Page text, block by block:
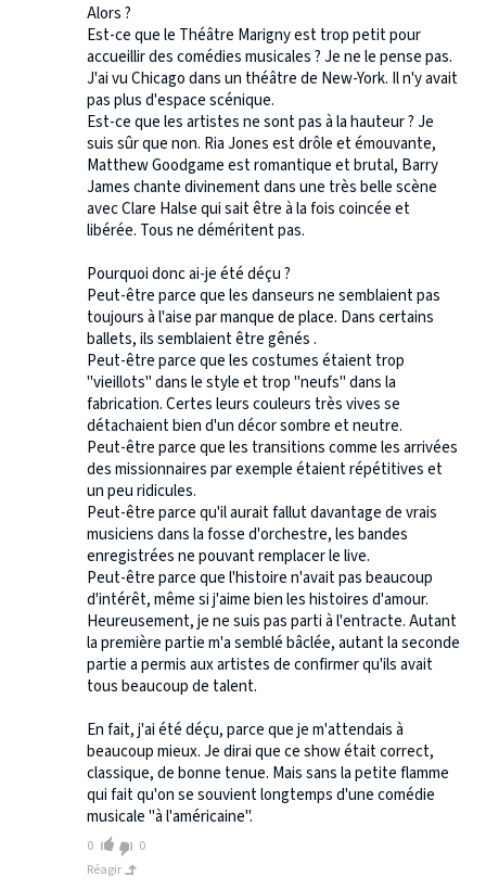
Alors ?
Est-ce que le Théâtre Marigny est trop petit pour
accueillir des comédies musicales ? Je ne le pense pas.
J'ai vu Chicago dans un théâtre de New-York. Il n'y avait
pas plus d'espace scénique.
Est-ce que les artistes ne sont pas à la hauteur ? Je
suis sûr que non. Ria Jones est drôle et émouvante,
Matthew Goodgame est romantique et brutal, Barry
James chante divinement dans une très belle scène
avec Clare Halse qui sait être à la fois coincée et
libérée. Tous ne déméritent pas.
Pourquoi donc ai-je été déçu ?
Peut-être parce que les danseurs ne semblaient pas
toujours à l'aise par manque de place. Dans certains
ballets, ils semblaient être gênés .
Peut-être parce que les costumes étaient trop
"vieillots" dans le style et trop "neufs" dans la
fabrication. Certes leurs couleurs très vives se
détachaient bien d'un décor sombre et neutre.
Peut-être parce que les transitions comme les arrivées
des missionnaires par exemple étaient répétitives et
un peu ridicules.
Peut-être parce qu'il aurait fallut davantage de vrais
musiciens dans la fosse d'orchestre, les bandes
enregistrées ne pouvant remplacer le live.
Peut-être parce que l'histoire n'avait pas beaucoup
d'intérêt, même si j'aime bien les histoires d'amour.
Heureusement, je ne suis pas parti à l'entracte. Autant
la première partie m'a semblé bâclée, autant la seconde
partie a permis aux artistes de confirmer qu'ils avait
tous beaucoup de talent.
En fait, j'ai été déçu, parce que je m'attendais à
beaucoup mieux. Je dirai que ce show était correct,
classique, de bonne tenue. Mais sans la petite flamme
qui fait qu'on se souvient longtemps d'une comédie
musicale "à l'américaine".
0
0
Réagir